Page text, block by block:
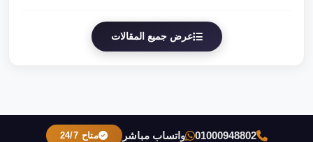
عرض جميع المقالات
01000948802 واتساب مباشر متاح 24/7